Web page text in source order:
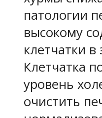
патологии
высокому
клетчатки в
Клетчатка
уровень
очистить